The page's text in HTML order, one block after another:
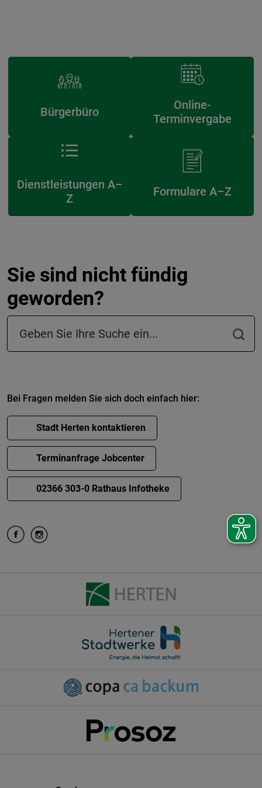
Bürgerbüro
Online-
Terminvergabe
Dienstleistungen A–
Z
Formulare A–Z
Sie sind nicht fündig
geworden?
Suchfeld in der Fußzeile
Bei Fragen melden Sie sich doch einfach hier:
Stadt Herten kontaktieren
Terminanfrage Jobcenter
02366 303-0 Rathaus Infotheke